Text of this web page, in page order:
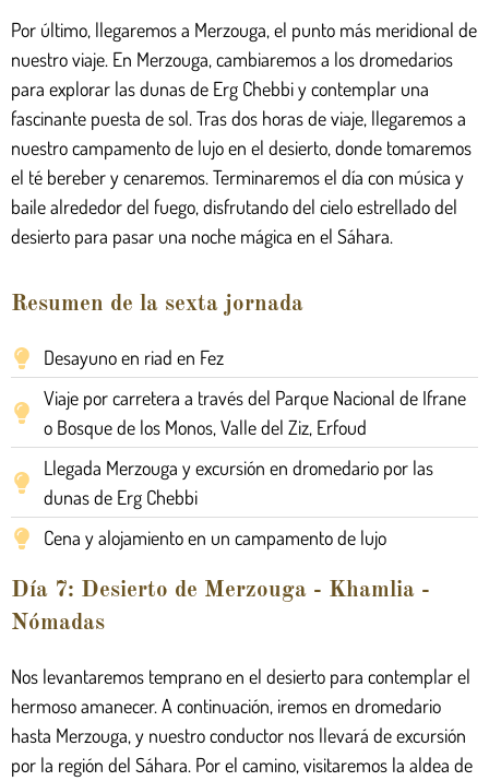
Por último, llegaremos a Merzouga, el punto más meridional de
nuestro viaje. En Merzouga, cambiaremos a los dromedarios
para explorar las dunas de Erg Chebbi y contemplar una
fascinante puesta de sol. Tras dos horas de viaje, llegaremos a
nuestro campamento de lujo en el desierto, donde tomaremos
el té bereber y cenaremos. Terminaremos el día con música y
baile alrededor del fuego, disfrutando del cielo estrellado del
desierto para pasar una noche mágica en el Sáhara.
Resumen de la sexta jornada
Desayuno en riad en Fez
Viaje por carretera a través del Parque Nacional de Ifrane
o Bosque de los Monos, Valle del Ziz, Erfoud
Llegada Merzouga y excursión en dromedario por las
dunas de Erg Chebbi
Cena y alojamiento en un campamento de lujo
Día 7: Desierto de Merzouga - Khamlia -
Nómadas
Nos levantaremos temprano en el desierto para contemplar el
hermoso amanecer. A continuación, iremos en dromedario
hasta Merzouga, y nuestro conductor nos llevará de excursión
por la región del Sáhara. Por el camino, visitaremos la aldea de